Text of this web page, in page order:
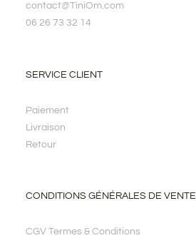
contact@TiniOm.com
06 26 73 32 14
SERVICE CLIENT
Paiement
Livraison
Retour
CONDITIONS GÉNÉRALES DE VENTE
CGV Termes & Conditions